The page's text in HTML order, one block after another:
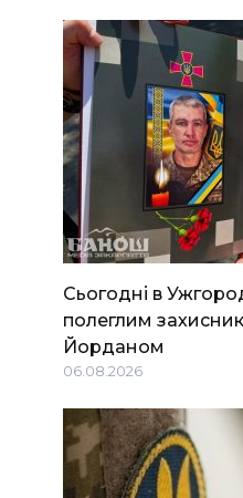
Сьогодні в
полеглим
Йорданом
06.08.2026